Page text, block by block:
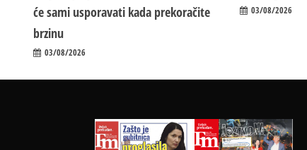
će sami usporavati kada prekoračite
brzinu
03/08/2026
03/08/2026